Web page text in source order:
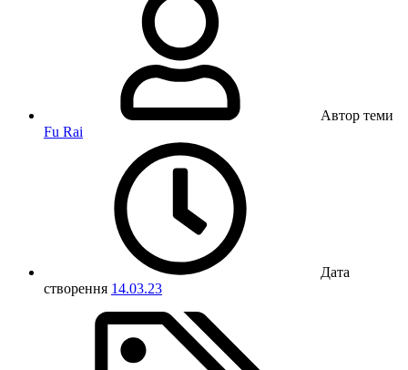
Автор теми
Fu Rai
Дата
створення 14.03.23